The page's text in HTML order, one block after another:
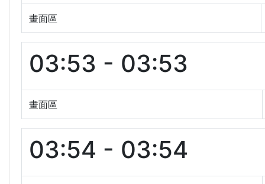
畫面區
03:53 - 03:53
畫面區
03:54 - 03:54